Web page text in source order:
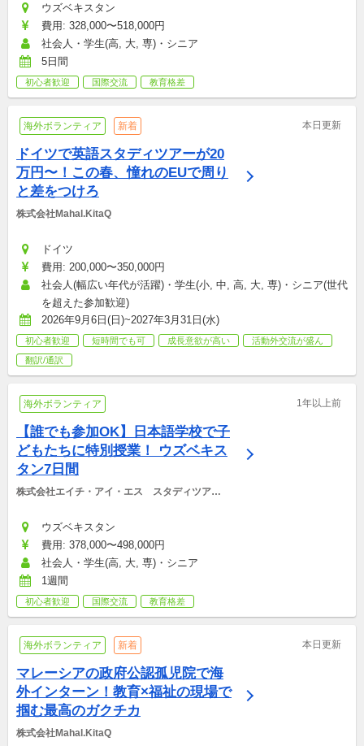
ウズベキスタン
費用: 328,000〜518,000円
社会人・学生(高, 大, 専)・シニア
5日間
初心者歓迎 国際交流 教育格差
海外ボランティア 新着 本日更新
ドイツで英語スタディツアーが20
万円〜！この春、憧れのEUで周り
と差をつけろ
株式会社Mahal.KitaQ
ドイツ
費用: 200,000〜350,000円
社会人(幅広い年代が活躍)・学生(小, 中, 高, 大, 専)・シニア(世代
を超えた参加歓迎)
2026年9月6日(日)~2027年3月31日(水)
初心者歓迎 短時間でも可 成長意欲が高い
活動外交流が盛ん
翻訳/通訳
海外ボランティア 1年以上前
【誰でも参加OK】日本語学校で子
どもたちに特別授業！ ウズベキス
タン7日間
株式会社エイチ・アイ・エス　スタディツアー
ウズベキスタン
費用: 378,000〜498,000円
社会人・学生(高, 大, 専)・シニア
1週間
初心者歓迎 国際交流 教育格差
海外ボランティア 新着 本日更新
マレーシアの政府公認孤児院で海
外インターン！教育×福祉の現場で
掴む最高のガクチカ
株式会社Mahal.KitaQ